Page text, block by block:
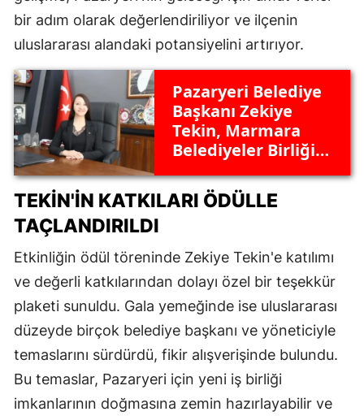
bir adım olarak değerlendiriliyor ve ilçenin
uluslararası alandaki potansiyelini artırıyor.
Pazaryeri Belediye
Başkanı Zekiye
Tekin, Marmara
Belediyeler Birliği
Komisyonu'na
seçildi! İlçe için ne
bekleniyor?
TEKIN'IN KATKILARI ÖDÜLLE
TAÇLANDIRILDI
Etkinliğin ödül töreninde Zekiye Tekin'e katılımı
ve değerli katkılarından dolayı özel bir teşekkür
plaketi sunuldu. Gala yemeğinde ise uluslararası
düzeyde birçok belediye başkanı ve yöneticiyle
temaslarını sürdürdü, fikir alışverişinde bulundu.
Bu temaslar, Pazaryeri için yeni iş birliği
imkanlarının doğmasına zemin hazırlayabilir ve